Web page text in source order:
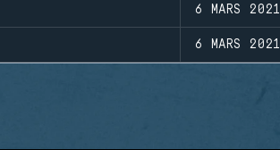
6 MARS 2021
6 MARS 2021